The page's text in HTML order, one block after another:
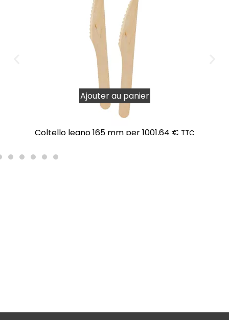
Coltello legno 165 mm per 1001,64 € TTC
Ajouter au panier